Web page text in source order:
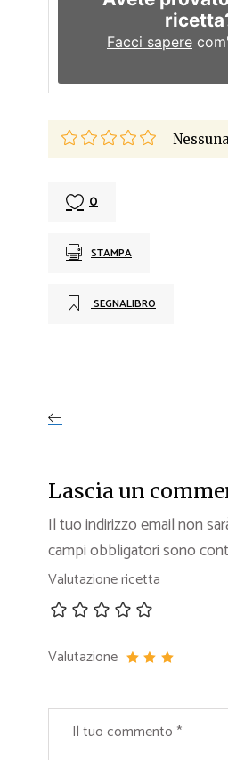
Facci sapere
0
STAMPA
SEGNALIBRO
Lascia un
Il tuo indirizzo email non
campi obbligatori sono
Valutazione ricetta
Valutazione